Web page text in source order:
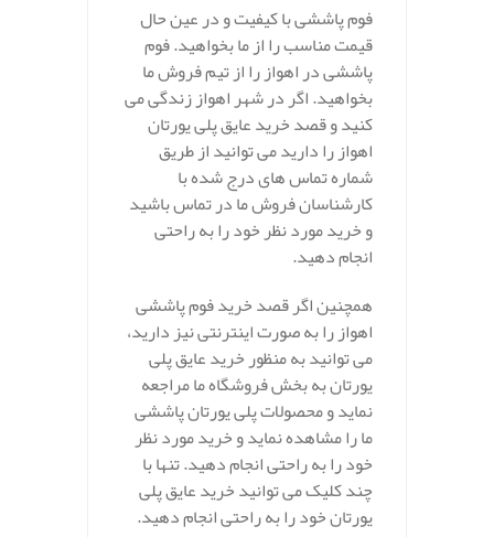
فوم پاششی با کیفیت و در عین حال
قیمت مناسب را از ما بخواهید. فوم
پاششی در اهواز را از تیم فروش ما
بخواهید. اگر در شهر اهواز زندگی می
کنید و قصد خرید عایق پلی یورتان
اهواز را دارید می توانید از طریق
شماره تماس های درج شده با
کارشناسان فروش ما در تماس باشید
و خرید مورد نظر خود را به راحتی
انجام دهید.
همچنین اگر قصد خرید فوم پاششی
اهواز را به صورت اینترنتی نیز دارید،
می توانید به منظور خرید عایق پلی
یورتان به بخش فروشگاه ما مراجعه
نماید و محصولات پلی یورتان پاششی
ما را مشاهده نماید و خرید مورد نظر
خود را به راحتی انجام دهید. تنها با
چند کلیک می توانید خرید عایق پلی
یورتان خود را به راحتی انجام دهید.